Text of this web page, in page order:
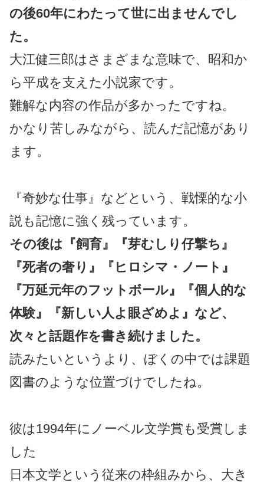
の後60年にわたって世に出ませんでし
た。
大江健三郎はさまざまな意味で、昭和か
ら平成を支えた小説家です。
難解な内容の作品が多かったですね。
かなり苦しみながら、読んだ記憶があり
ます。
『奇妙な仕事』などという、戦慄的な小
説も記憶に強く残っています。
その後は『飼育』『芽むしり仔撃ち』
『死者の奢り』『ヒロシマ・ノート』
『万延元年のフットボール』『個人的な
体験』『新しい人よ眼ざめよ』など、
次々と話題作を書き続けました。
読みたいというより、ぼくの中では課題
図書のような位置づけでしたね。
彼は1994年にノーベル文学賞も受賞しま
した
日本文学という従来の枠組みから、大き